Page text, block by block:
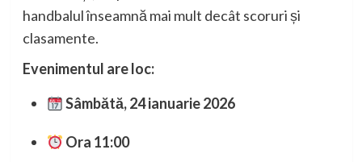
handbalul înseamnă mai mult decât scoruri și
clasamente.
Evenimentul are loc:
Sâmbătă, 24 ianuarie 2026
Ora 11:00